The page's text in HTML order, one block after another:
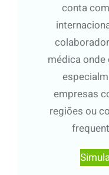
conta
médica onde
empresas
regiões ou